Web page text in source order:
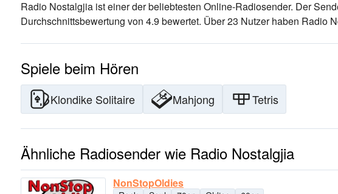
Radio Nostalgjia ist einer der beliebtesten Online-Radiosender. Der
Durchschnittsbewertung von 4.9 bewertet. Über 23 Nutzer haben Radio
Spiele beim Hören
Klondike Solitaire Mahjong Tetris
Ähnliche Radiosender wie Radio Nostalgjia
NonStopOldies